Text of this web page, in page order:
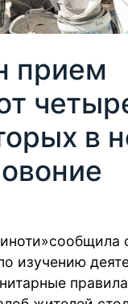
прием
в
»сообщила
изучению